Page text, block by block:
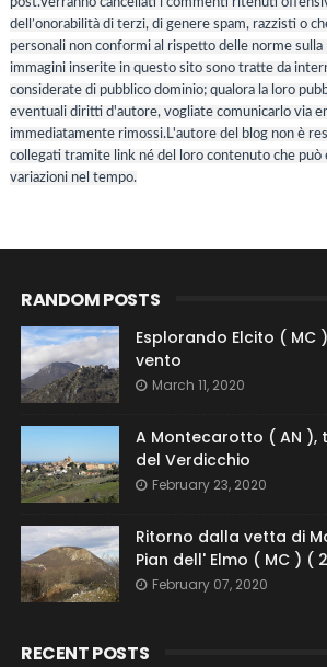
dell’onorabilità di terzi, di genere spam, razzisti o
personali non conformi al rispetto delle norme
immagini inserite in questo sito sono tratte da
considerate di pubblico dominio; qualora la loro
eventuali diritti d'autore, vogliate comunicarlo via
immediatamente rimossi.L'autore del blog non è
collegati tramite link né del loro contenuto che può
variazioni nel tempo.
RANDOM POSTS
Esplorando Elcito ( MC
vento
March 11, 2020
A Montecarotto ( AN ),
del Verdicchio
February 23, 2020
Ritorno dalla vetta di
Pian dell' Elmo ( MC ) (
February 07, 2020
RECENT POSTS